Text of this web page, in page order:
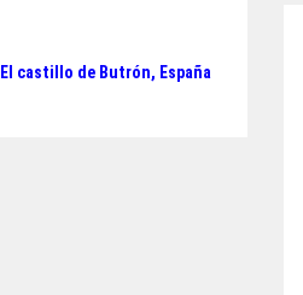
El castillo de Butrón, España